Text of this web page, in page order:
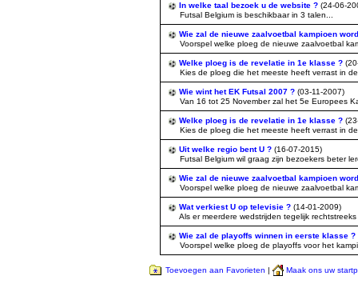
In welke taal bezoek u de website ? (24-06-
Futsal Belgium is beschikbaar in 3 talen...
Wie zal de nieuwe zaalvoetbal kampioen
Voorspel welke ploeg de nieuwe zaalvoetbal
Welke ploeg is de revelatie in 1e klasse ?
Kies de ploeg die het meeste heeft verrast in
Wie wint het EK Futsal 2007 ? (03-11-2007)
Van 16 tot 25 November zal het 5e Europees
Welke ploeg is de revelatie in 1e klasse ?
Kies de ploeg die het meeste heeft verrast in
Uit welke regio bent U ? (16-07-2015)
Futsal Belgium wil graag zijn bezoekers beter
Wie zal de nieuwe zaalvoetbal kampioen
Voorspel welke ploeg de nieuwe zaalvoetbal
Wat verkiest U op televisie ? (14-01-2009)
Als er meerdere wedstrijden tegelijk rechtstreeks
Wie zal de playoffs winnen in eerste klasse ?
Voorspel welke ploeg de playoffs voor het
Toevoegen aan Favorieten | Maak ons uw